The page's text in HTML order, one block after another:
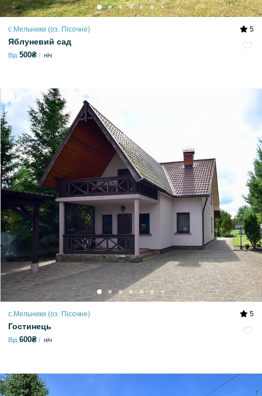
с.Мельники (оз. Пісочне) 5
Яблуневий сад
Від 500₴ ніч
с.Мельники (оз. Пісочне) 5
Гостинець
Від 600₴ ніч